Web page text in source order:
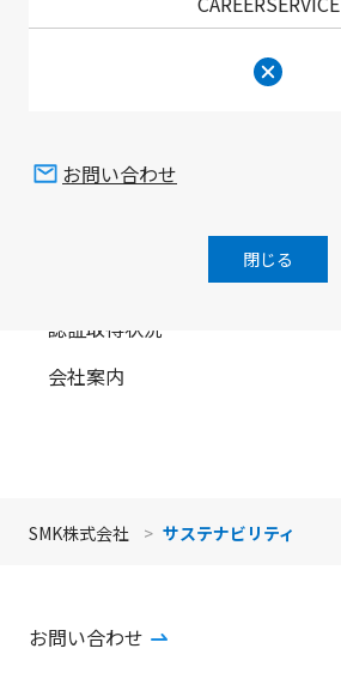
お問い合わせ
閉じる
コーポレートガバナンス報告書
認証取得状況
会社案内
SMK株式会社 サステナビリティ
お問い合わせ